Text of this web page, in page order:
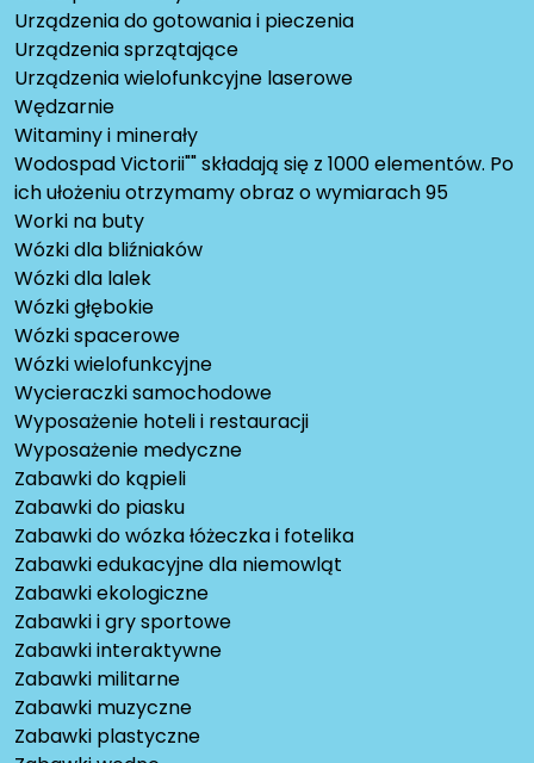
Urządzenia do gotowania i pieczenia
Urządzenia sprzątające
Urządzenia wielofunkcyjne laserowe
Wędzarnie
Witaminy i minerały
Wodospad Victorii"" składają się z 1000 elementów. Po
ich ułożeniu otrzymamy obraz o wymiarach 95
Worki na buty
Wózki dla bliźniaków
Wózki dla lalek
Wózki głębokie
Wózki spacerowe
Wózki wielofunkcyjne
Wycieraczki samochodowe
Wyposażenie hoteli i restauracji
Wyposażenie medyczne
Zabawki do kąpieli
Zabawki do piasku
Zabawki do wózka łóżeczka i fotelika
Zabawki edukacyjne dla niemowląt
Zabawki ekologiczne
Zabawki i gry sportowe
Zabawki interaktywne
Zabawki militarne
Zabawki muzyczne
Zabawki plastyczne